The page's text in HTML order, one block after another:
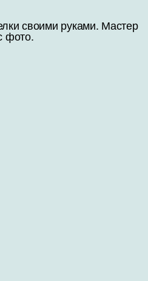
своими руками. Мастер
фото.